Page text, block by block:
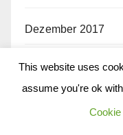
Dezember 2017
November 2017
This website uses
assume you're ok